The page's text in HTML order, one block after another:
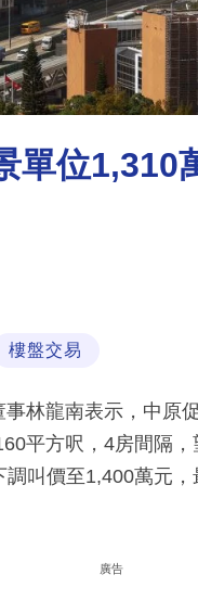
單位1,310
樓盤交易
林龍南表示，中原
平方呎，4房間隔
叫價至1,400萬元
廣告